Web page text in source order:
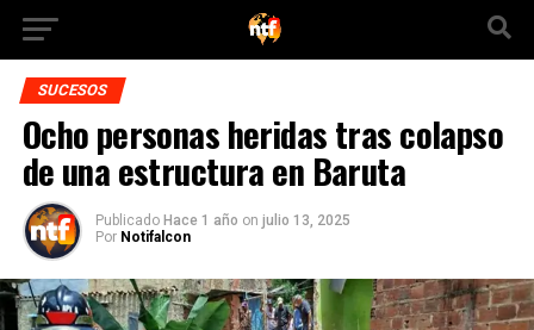
SUCESOS
Ocho personas heridas tras colapso
de una estructura en Baruta
Publicado Hace 1 año on julio 13, 2025
Por Notifalcon